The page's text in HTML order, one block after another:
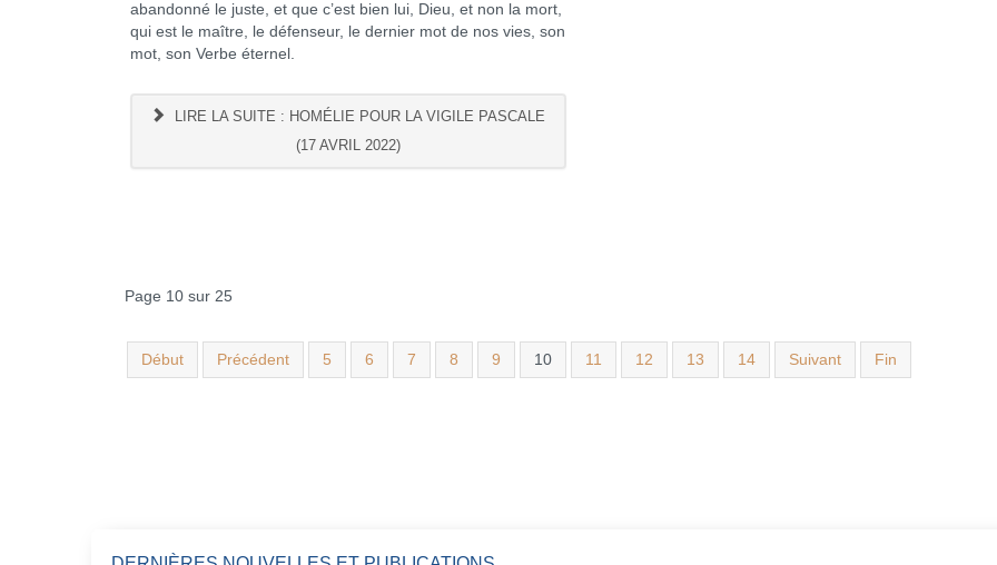
abandonné le juste, et que c’est bien lui, Dieu, et non la mort,
qui est le maître, le défenseur, le dernier mot de nos vies, son
mot, son Verbe éternel.
LIRE LA SUITE : HOMÉLIE POUR LA VIGILE PASCALE
(17 AVRIL 2022)
Page 10 sur 25
Début Précédent 5 6 7 8 9 10 11 12 13 14 Suivant Fin